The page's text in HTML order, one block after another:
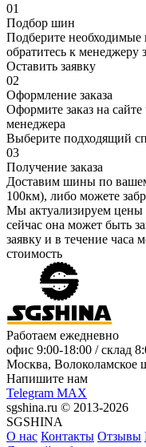
01
Подбор шин
Подберите
обратитесь к
Оставить заявку
02
Оформление заказа
Оформите заказ на
менеджера
Выберите подходящий
03
Получение заказа
Доставим шины по
100км), либо можете
Мы актуализируем цены
сейчас она может быть
заявку и в течение часа
стоимость
Работаем ежедневно
офис 9:00-18:00 / склад
Москва, Волоколамское
Напишите нам
Telegram MAX
sgshina.ru © 2013-2026
SGSHINA
О нас Контакты Отзывы